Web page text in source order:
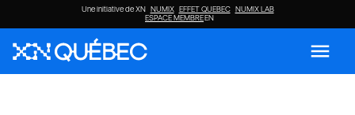
Une initiative de XN NUMIX EFFET QUEBEC NUMIX LAB
ESPACE MEMBREEN
menu